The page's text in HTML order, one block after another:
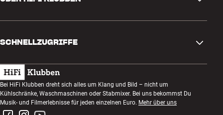
Fragen und Antworten
Rückgabe und Reklamation
Bestellung widerrufen
AGB
Datenschutzerklärung
Über uns
Kundenklub
Abend zum Zuhören
Wettbewerbe
SCHNELLZUGRIFFE
Geschenkkarte
Bauen mit Klang
Montage und Installation
Bei HiFi Klubben dreht sich alles um Klang und Bild – nicht um
Kühlschränke, Waschmaschinen oder Stabmixer. Bei uns bekommst Du
Musik- und Filmerlebnisse für jeden einzelnen Euro. Mehr über uns